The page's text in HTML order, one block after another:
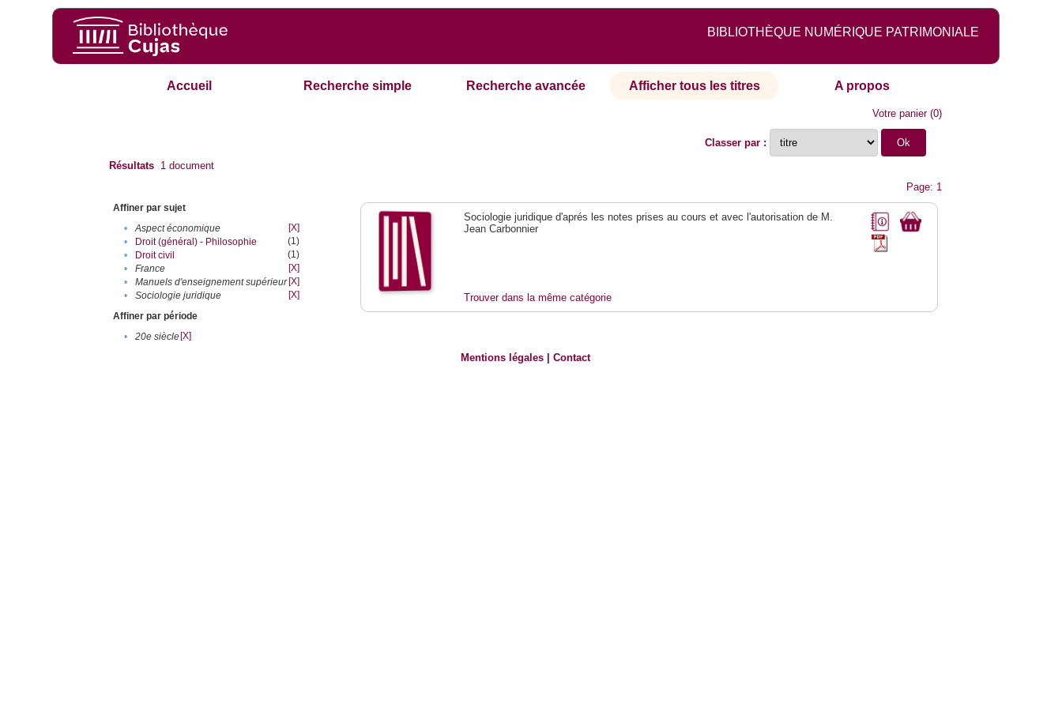
BIBLIOTHÈQUE NUMÉRIQUE PATRIMONIALE
Accueil Recherche simple Recherche avancée Afficher tous les titres A propos
Votre panier(0)
Classer par :
Résultats 1 document
Page: 1
Affiner par sujet
•
Aspect économique
[X]
•
Droit (général) - Philosophie
(1)
•
Droit civil
(1)
•
France
[X]
•
Manuels d'enseignement supérieur [X]
•
Sociologie juridique
[X]
Affiner par période
•
20e siècle[X]
Sociologie juridique d'aprés les notes prises au cours et avec l'autorisation de M.
Jean Carbonnier
Trouver dans la même catégorie
Mentions légales |Contact